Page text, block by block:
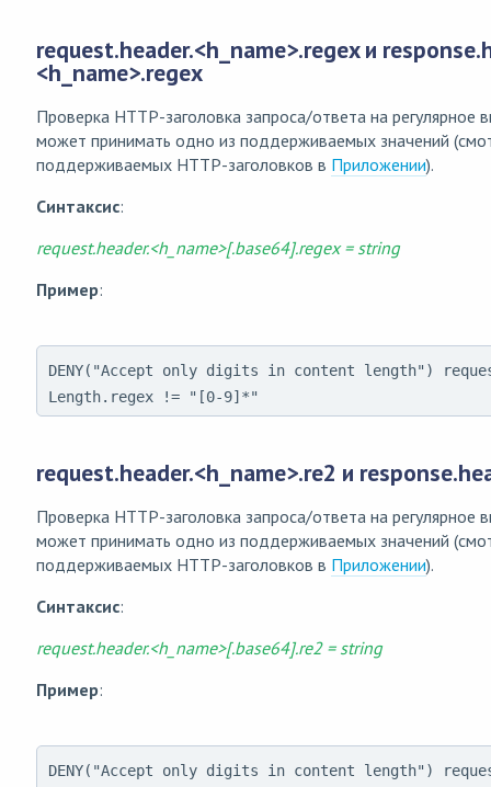
request.header.<h_name>.regex и
<h_name>.regex
Проверка HTTP-заголовка запроса/ответа на регулярное
может принимать одно из поддерживаемых значений
поддерживаемых HTTP-заголовков в Приложении).
Синтаксис:
request.header.<h_name>[.base64].regex = string
Пример:
DENY("Accept only digits in content length")
Length.regex != "[0-9]*"
request.header.<h_name>.re2 и
Проверка HTTP-заголовка запроса/ответа на регулярное
может принимать одно из поддерживаемых значений
поддерживаемых HTTP-заголовков в Приложении).
Синтаксис:
request.header.<h_name>[.base64].re2 = string
Пример:
DENY("Accept only digits in content length")